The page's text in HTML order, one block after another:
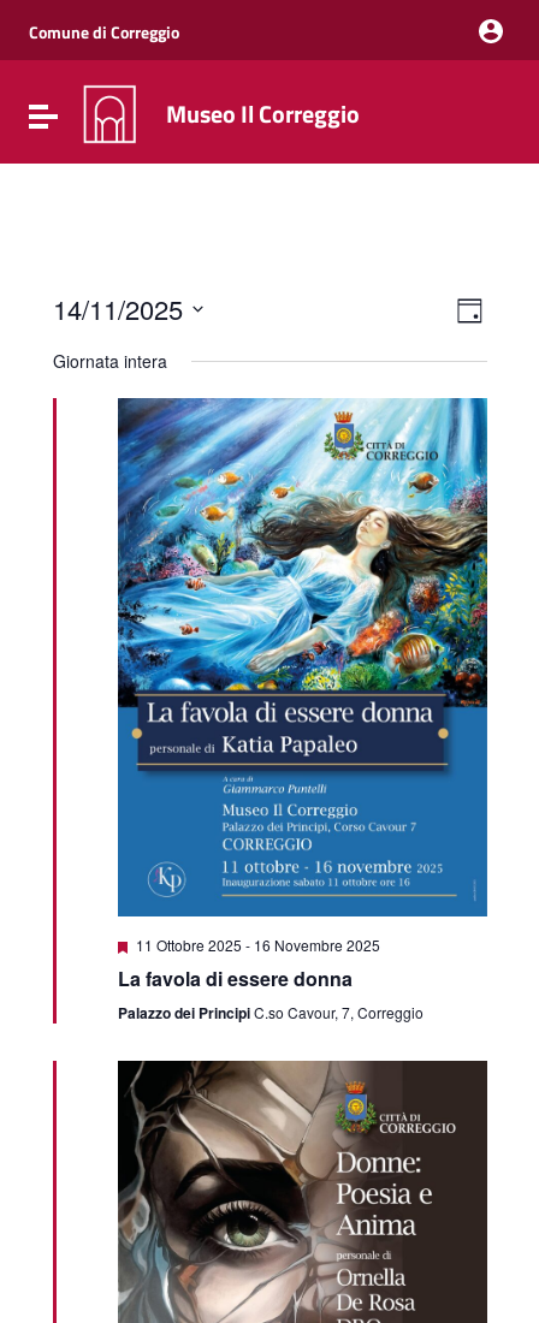
Vai al menu di navigazione
Vai al footer
Comune di Correggio
Attiva / disattiva la navigazione
Museo Il Correggio
Viste
Viste
Giorno
14/11/2025
la
Giornata intera
Segnalati
11 Ottobre 2025 - 16 Novembre 2025
La favola di essere donna
Palazzo dei PrincipiC.so Cavour, 7, Correggio